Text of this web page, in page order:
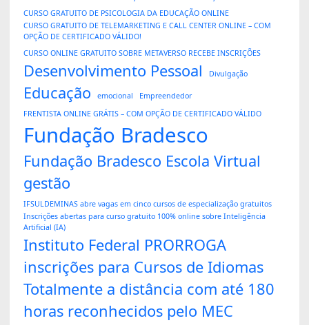
CURSO GRATUITO DE PSICOLOGIA DA EDUCAÇÃO ONLINE
CURSO GRATUITO DE TELEMARKETING E CALL CENTER ONLINE – COM
OPÇÃO DE CERTIFICADO VÁLIDO!
CURSO ONLINE GRATUITO SOBRE METAVERSO RECEBE INSCRIÇÕES
Desenvolvimento Pessoal Divulgação
Educação emocional
Empreendedor
FRENTISTA ONLINE GRÁTIS – COM OPÇÃO DE CERTIFICADO VÁLIDO
Fundação Bradesco
Fundação Bradesco Escola Virtual
gestão
IFSULDEMINAS abre vagas em cinco cursos de especialização gratuitos
Inscrições abertas para curso gratuito 100% online sobre Inteligência
Artificial (IA)
Instituto Federal PRORROGA
inscrições para Cursos de Idiomas
Totalmente a distância com até 180
horas reconhecidos pelo MEC